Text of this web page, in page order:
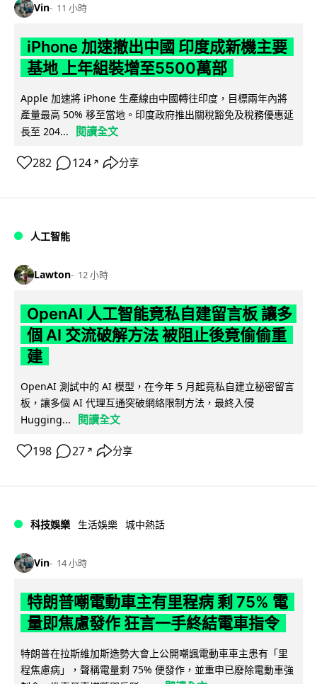
Vin 11 小時
iPhone 加速撤出中國 印度成新機主要
基地 上年組裝增至5500萬部
Apple 加速將 iPhone 生產線由中國轉往印度，目標兩年內將
產量最高 50% 移至當地。印度政府推出關稅豁免及稅務優惠延
長至 204...
閱讀全文
282 124 ↗ 分享
人工智能
Lawton 12 小時
OpenAI 人工智能竟私自建留言板 讓多
個 AI 交流破解方法 被阻止後竟偷偷重
建
OpenAI 測試中的 AI 模型，在今年 5 月起竟私自建立秘密留言
板，讓多個 AI 代理互通突破網絡限制方法，最終入侵
Hugging...
閱讀全文
198 27 ↗ 分享
科技娛樂 生活娛樂 城中熱話
Vin 14 小時
特朗普嘲電動車主有里程病 剩 75% 電
量即焦慮發作 狂言一手終結電車指令
特朗普在拉斯維加斯造勢大會上公開嘲諷電動車車主患有「里
程焦慮病」，聲稱電量剩 75% 便發作，並重申已廢除電動車強